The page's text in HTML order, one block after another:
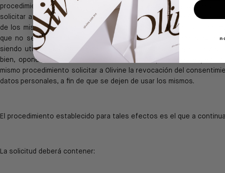
procedimiento establecido para el efecto. Asimismo y siguiendo
solicitar a Olivine el acceso a sus datos personales que ésta
de los mismos, a la
rectificación en caso de ser inexactos o
que no se requieren para alguna de las finalidades señaladas en
siendo utilizados para finalidades no
consentidas o haya
bien, oponerse al tratamiento de los mismos para fines
mismo procedimiento solicitar a Olivine la revocación del
datos personales, a fin de que se dejen de usar los mismos.
El procedimiento establecido para tales efectos es el que a
La solicitud deberá contener: